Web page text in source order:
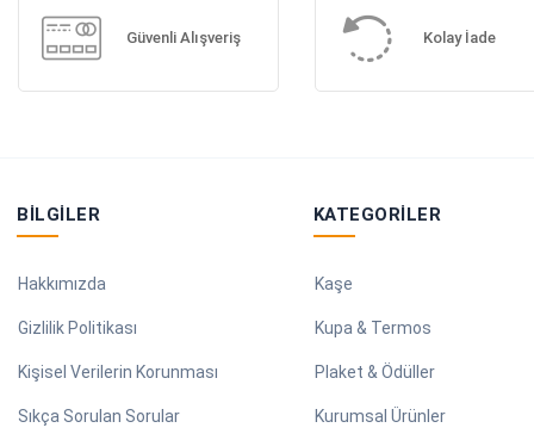
Güvenli Alışveriş Kolay İade
BILGILER
Hakkımızda
Gizlilik Politikası
Kişisel Verilerin Korunması
Sıkça Sorulan Sorular
KATEGORILER
Kaşe
Kupa & Termos
Plaket & Ödüller
Kurumsal Ürünler